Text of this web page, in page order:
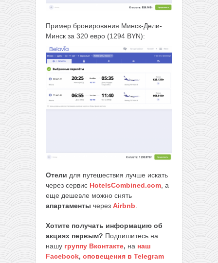
Пример бронирования Минск-Дели-
Минск за 320 евро (1294 BYN):
Отели для путешествия лучше искать
через сервис HotelsCombined.com, а
еще дешевле можно снять
апартаменты через Airbnb.
Хотите получать информацию об
акциях первым? Подпишитесь на
нашу группу Вконтакте, на наш
Facebook, оповещения в Telegram